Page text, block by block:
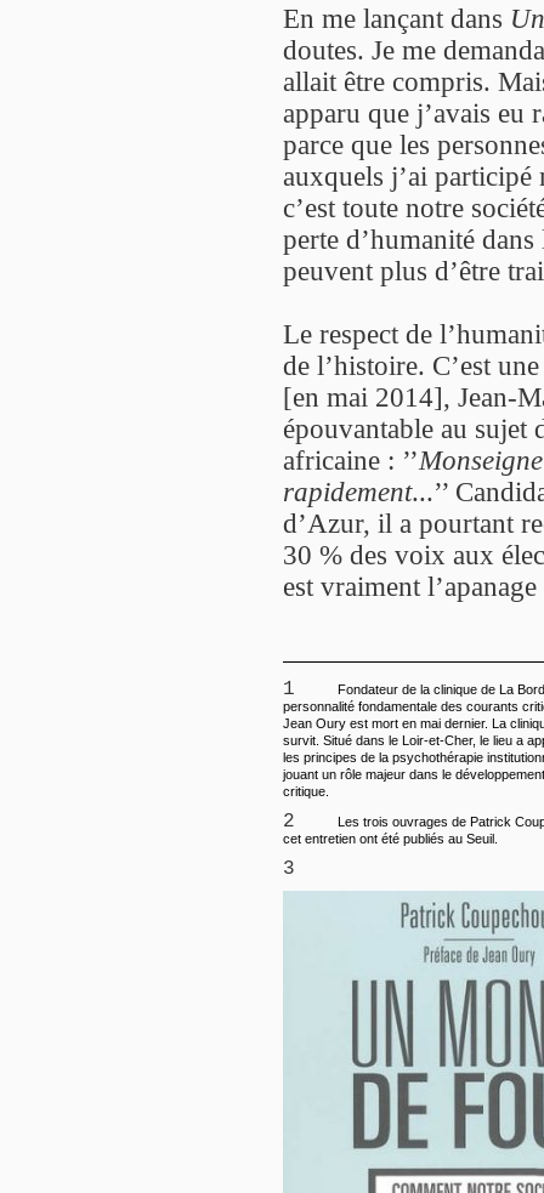
En me lançant dans
doutes. Je me
allait être compris.
apparu que j’avais eu
parce que les
auxquels j’ai
c’est toute notre
perte d’humanité
peuvent plus d’être
Le respect de
de l’histoire. C’est
[en mai 2014], Jean-
épouvantable au sujet
africaine : ’’
rapidement...’’
d’Azur, il a pourtant
30 % des voix aux
est vraiment
1
Fondateur de la clinique de La
personnalité fondamentale des courants
Jean Oury est mort en mai dernier. La
survit. Situé dans le Loir-et-Cher, le lieu a
les principes de la psychothérapie
jouant un rôle majeur dans le
critique.
2
Les trois ouvrages de Patrick
cet entretien ont été publiés au Seuil.
3